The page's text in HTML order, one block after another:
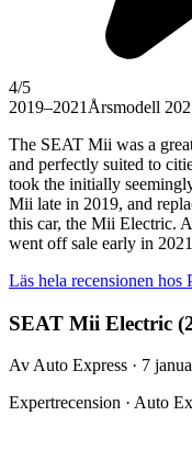
4/5
2019–2021 Årsmodell
The SEAT Mii was a
and perfectly suited to
took the initially
Mii late in 2019, and
this car, the Mii Electric.
went off sale early in
Läs hela recensionen hos
SEAT Mii Electric
Av Auto Express · 7
Expertrecension · Auto